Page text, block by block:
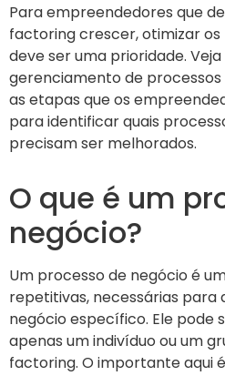
Para empreendedores que
factoring crescer, otimizar
deve ser uma prioridade.
gerenciamento de
as etapas que os
para identificar quais
precisam ser melhorados.
O que é um
negócio?
Um processo de negócio é
repetitivas, necessárias para
negócio específico. Ele pode
apenas um indivíduo ou um
factoring. O importante aqui